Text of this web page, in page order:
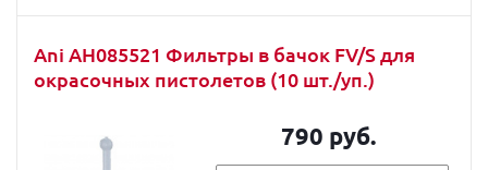
Ani AH085521 Фильтры в бачок FV/S для
окрасочных пистолетов (10 шт./уп.)
790 руб.